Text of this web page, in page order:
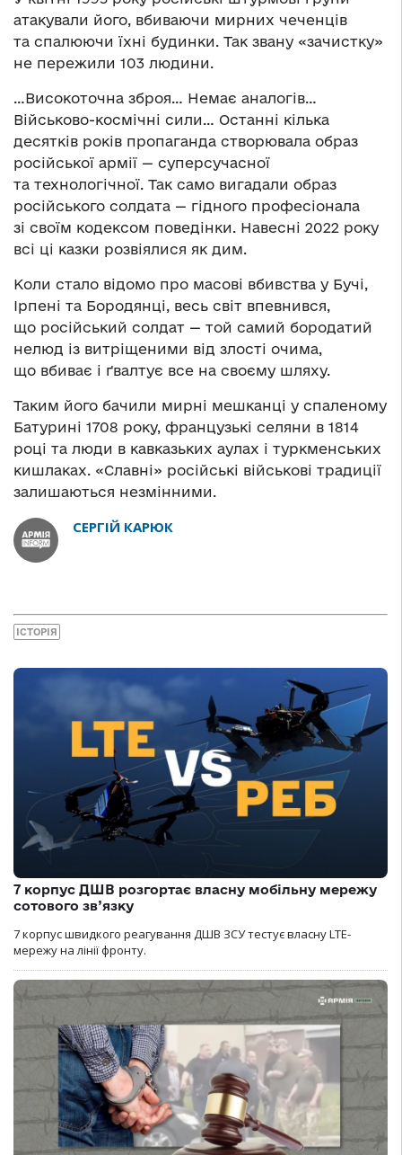
атакували його, вбиваючи мирних чеченців
та спалюючи їхні будинки. Так звану «зачистку»
не пережили 103 людини.
…Високоточна зброя… Немає аналогів…
Військово-космічні сили… Останні кілька
десятків років пропаганда створювала образ
російської армії — суперсучасної
та технологічної. Так само вигадали образ
російського солдата — гідного професіонала
зі своїм кодексом поведінки. Навесні 2022 року
всі ці казки розвіялися як дим.
Коли стало відомо про масові вбивства у Бучі,
Ірпені та Бородянці, весь світ впевнився,
що російський солдат — той самий бородатий
нелюд із витріщеними від злості очима,
що вбиває і ґвалтує все на своєму шляху.
Таким його бачили мирні мешканці у спаленому
Батурині 1708 року, французькі селяни в 1814
році та люди в кавказьких аулах і туркменських
кишлаках. «Славні» російські військові традиції
залишаються незмінними.
СЕРГІЙ КАРЮК
ІСТОРІЯ
7 корпус ДШВ розгортає власну мобільну мережу
сотового зв’язку
7 корпус швидкого реагування ДШВ ЗСУ тестує власну LTE-
мережу на лінії фронту.